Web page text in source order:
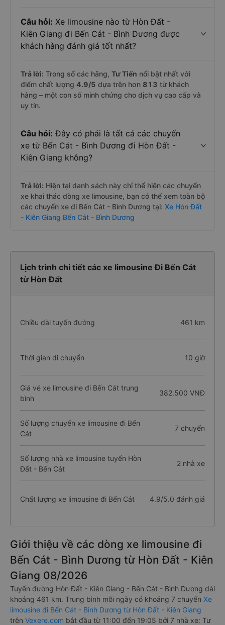
Câu hỏi: Xe limousine nào từ Hòn Đất -
Kiên Giang đi Bến Cát - Bình Dương được
khách hàng đánh giá tốt nhất?
Trả lời: Trong số các hãng, Tư Tiến nổi bật nhất với
điểm chất lượng 4.9/5 dựa trên hơn 813 từ khách
hàng – một con số minh chứng cho dịch vụ cao cấp và
uy tín.
Câu hỏi: Đây có phải là tất cả các chuyến
xe từ Bến Cát - Bình Dương đi Hòn Đất -
Kiên Giang không?
Trả lời: Hiện tại danh sách này chỉ thể hiện các chuyến
xe khai thác dòng xe limousine, bạn có thể xem toàn bộ
các chuyến xe đi Bến Cát - Bình Dương tại: Xe Hòn Đất
- Kiên Giang Bến Cát - Bình Dương
Lịch trình chi tiết các xe limousine Đi Bến Cát
từ Hòn Đất
Chiều dài tuyến đường 461 km
Thời gian di chuyển 10 giờ
Giá vé xe limousine đi Bến Cát trung
bình
382.500 VNĐ
Số lượng chuyến xe limousine đi Bến
Cát
7 chuyến
Số lượng nhà xe limousine tuyến Hòn
Đất - Bến Cát
2 nhà xe
Chất lượng xe limousine đi Bến Cát 4.9/5.0 đánh giá
Giới thiệu về các dòng xe limousine đi
Bến Cát - Bình Dương từ Hòn Đất - Kiên
Giang 08/2026
Tuyến đường Hòn Đất - Kiên Giang - Bến Cát - Bình Dương dài
khoảng 461 km. Trung bình mỗi ngày có khoảng 7 chuyến Xe
limousine đi Bến Cát - Bình Dương từ Hòn Đất - Kiên Giang
trên Vexere.com bắt đầu từ 11:00 đến 19:05 bởi 7 nhà xe: Tư